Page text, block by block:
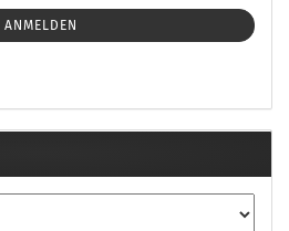
ANMELDEN